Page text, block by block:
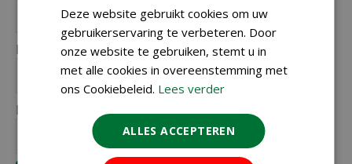
Plaats (zichtbaar op website):*
E-mailadres (niet zichtbaar):*
Deze website gebruikt cookies om uw
gebruikerservaring te verbeteren. Door
onze website te gebruiken, stemt u in
met alle cookies in overeenstemming met
ons Cookiebeleid. Lees verder
ALLES ACCEPTEREN